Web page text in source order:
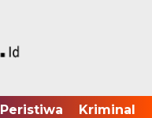
Peristiwa Kriminal